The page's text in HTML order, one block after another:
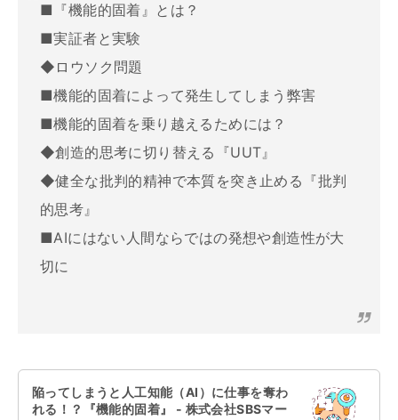
■『機能的固着』とは？
■実証者と実験
◆ロウソク問題
■機能的固着によって発生してしまう弊害
■機能的固着を乗り越えるためには？
◆創造的思考に切り替える『UUT』
◆健全な批判的精神で本質を突き止める『批判
的思考』
■AIにはない人間ならではの発想や創造性が大
切に
陥ってしまうと人工知能（AI）に仕事を奪わ
れる！？『機能的固着』 - 株式会社SBSマー